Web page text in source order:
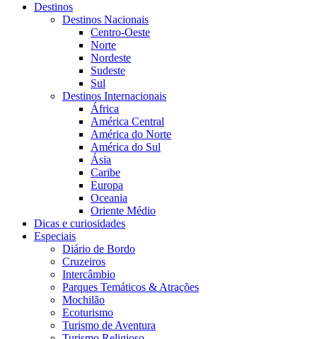
Destinos
Destinos Nacionais
Centro-Oeste
Norte
Nordeste
Sudeste
Sul
Destinos Internacionais
África
América Central
América do Norte
América do Sul
Ásia
Caribe
Europa
Oceania
Oriente Médio
Dicas e curiosidades
Especiais
Diário de Bordo
Cruzeiros
Intercâmbio
Parques Temáticos & Atrações
Mochilão
Ecoturismo
Turismo de Aventura